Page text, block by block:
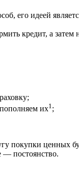
его идеей
кредит, а
их1 ;
покупки ценных
— постоянство.